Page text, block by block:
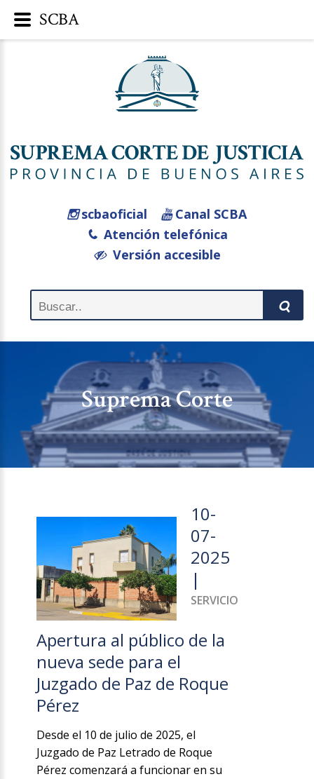
scbaoficial
Canal SCBA
Atención telefónica
Versión accesible
Suprema Corte
10-
07-
2025
|
SERVICIO
Apertura al público de la
nueva sede para el
Juzgado de Paz de Roque
Pérez
Desde el 10 de julio de 2025, el
Juzgado de Paz Letrado de Roque
Pérez comenzará a funcionar en su
SCBA